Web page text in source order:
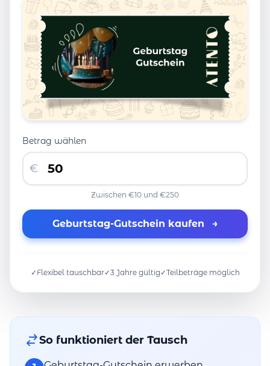
Betrag wählen
€
Zwischen €10 und €250
Geburtstag-Gutschein kaufen →
✓ Flexibel tauschbar✓3 Jahre gültig ✓Teilbeträge möglich
So funktioniert der Tausch